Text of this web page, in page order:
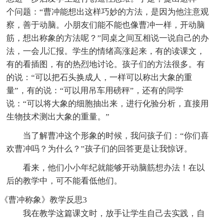
个问题：“曹冲能想出这样巧妙的方法，是因为他注意观
察，善于动脑。小朋友们能不能也像曹冲一样，开动脑
筋，想出称象的方法呢？”同桌之间互相说一说自己的办
法，一会儿汇报。学生的情绪高涨起来，有的读课文，
有的看插图，有的热烈地讨论。孩子们的方法很多。有
的说：“可以把石头换成人，一样可以称出大象的重
量”，有的说：“可以用吊车用磅秤”，还有的同学
说：“可以将大象的细胞抽出来，进行化验分析，直接用
生物技术测出大象的重量。”
当了解曹冲这个形象的时候，我问孩子们：“你们喜
欢曹冲吗？为什么？”孩子们的回答更是让我惊讶。
看来，他们小小年纪就能够开动脑筋想办法！在以
后的教学中，可不能看低他们。
《曹冲称象》教学反思3
我在教学这篇课文时，放手让学生自己去实践，自